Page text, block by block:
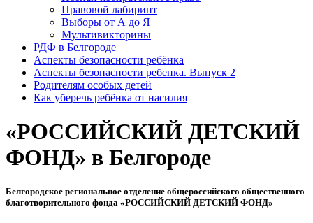
Правовой лабиринт
Выборы от А до Я
Мультивикторины
РДФ в Белгороде
Аспекты безопасности ребёнка
Аспекты безопасности ребенка. Выпуск 2
Родителям особых детей
Как уберечь ребёнка от насилия
«РОССИЙСКИЙ ДЕТСКИЙ
ФОНД» в Белгороде
Белгородское региональное отделение общероссийского общественного
благотворительного фонда «РОССИЙСКИЙ ДЕТСКИЙ ФОНД»